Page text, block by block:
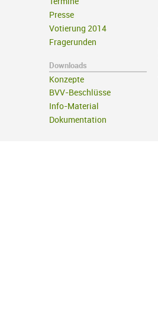
Presse
Votierung 2014
Fragerunden
Downloads
Konzepte
BVV-Beschlüsse
Info-Material
Dokumentation